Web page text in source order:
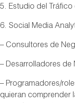
5. Estudio del Tráfico
6. Social Media
– Consultores de
– Desarrolladores de
– Programadores/
quieran comprender